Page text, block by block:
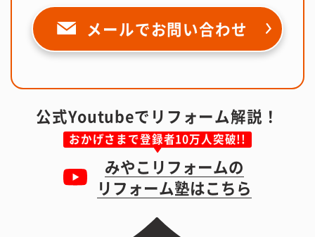
メールでお問い合わせ
公式Youtubeでリフォーム解説！
おかげさまで登録者10万人突破!!
みやこリフォームの
リフォーム塾はこちら